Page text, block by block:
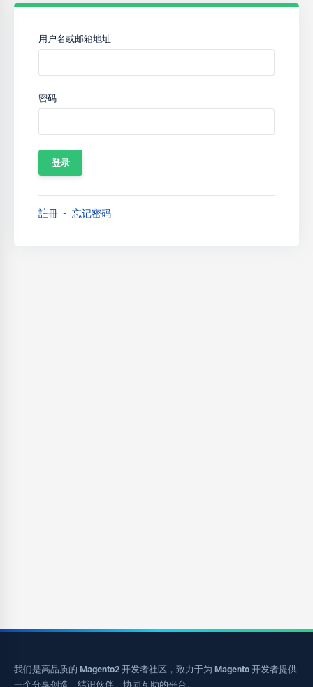
用户名或邮箱地址
密码
註冊 忘记密码
我们是高品质的 Magento2 开发者社区，致力于为 Magento 开发者提供
一个分享创造、结识伙伴、协同互助的平台。